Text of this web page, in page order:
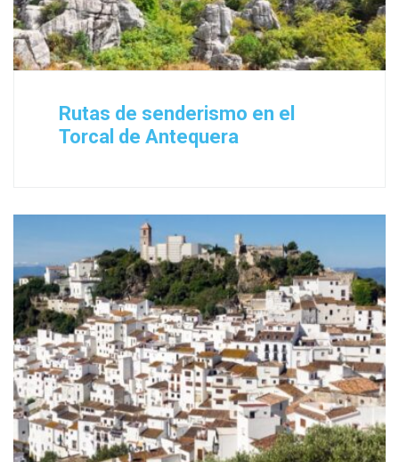
Rutas de senderismo en el
Torcal de Antequera